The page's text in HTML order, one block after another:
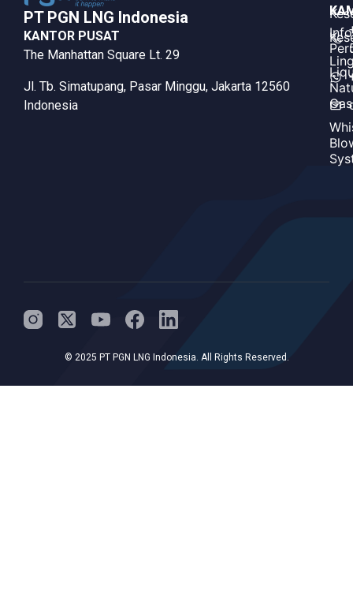
PT PGN LNG Indonesia​
KANTOR PUSAT
The Manhattan Square Lt. 29
Jl. Tb. Simatupang, Pasar Minggu, Jakarta 12560
Indonesia
Gas
© 2025 PT PGN LNG Indonesia. All Rights Reserved.